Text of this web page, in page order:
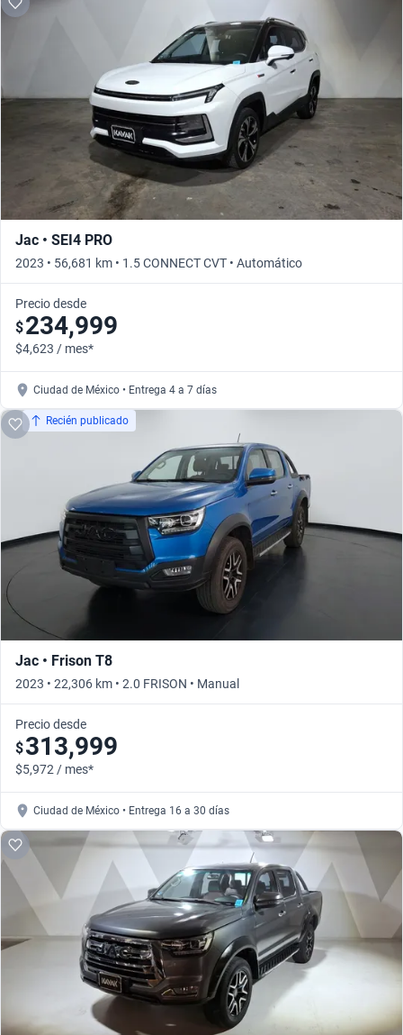
Jac • SEI4 PRO
2023 • 56,681 km • 1.5 CONNECT CVT • Automático
Precio desde
$234,999
$4,623 / mes*
Ciudad de México • Entrega 4 a 7 días
Recién publicado
Jac • Frison T8
2023 • 22,306 km • 2.0 FRISON • Manual
Precio desde
$313,999
$5,972 / mes*
Ciudad de México • Entrega 16 a 30 días